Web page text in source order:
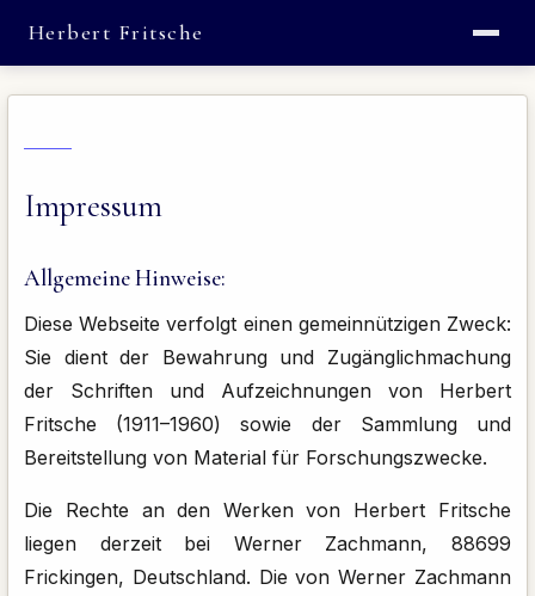
Herbert Fritsche
Impressum
Allgemeine Hinweise:
Diese Webseite verfolgt einen gemeinnützigen Zweck:
Sie dient der Bewahrung und Zugänglichmachung
der Schriften und Aufzeichnungen von Herbert
Fritsche (1911–1960) sowie der Sammlung und
Bereitstellung von Material für Forschungszwecke.
Die Rechte an den Werken von Herbert Fritsche
liegen derzeit bei Werner Zachmann, 88699
Frickingen, Deutschland. Die von Werner Zachmann